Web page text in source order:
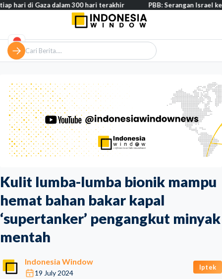
Kulit lumba-lumba bionik mampu
hemat bahan bakar kapal
‘supertanker’ pengangkut minyak
mentah
Indonesia Window
19 July 2024
Iptek
dalam 300 hari terakhir PBB: Serangan Israel ke